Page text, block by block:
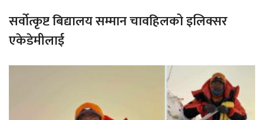
सर्वोत्कृष्ट बिद्यालय सम्मान चावहिलको इलिक्सर
एकेडेमीलाई